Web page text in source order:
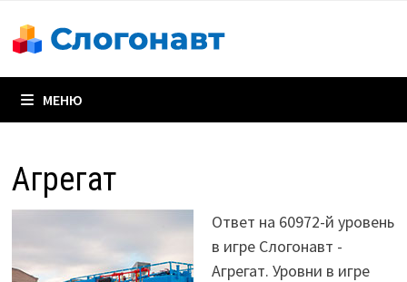
содержимому
МЕНЮ
Агрегат
Ответ на 60972-й уровень
в игре Слогонавт -
Агрегат. Уровни в игре